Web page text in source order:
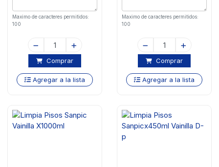
Maximo de caracteres permitidos:
100
Comprar
Agregar a la lista
Maximo de caracteres permitidos:
100
Comprar
Agregar a la lista